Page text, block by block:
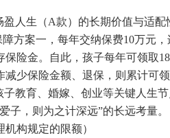
盈人生（A款）的长期价值与适
方案一，每年交纳保费10万元
险金。自此，孩子每年可领取
少保险金额、退保，则累计可
子教育、婚嫁、创业等关键人生
子，则为之计深远”的长远考量
构规定的限额）